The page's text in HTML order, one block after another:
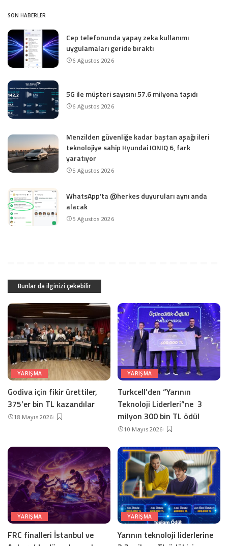
SON HABERLER
Cep telefonunda yapay zeka kullanımı
uygulamaları geride bıraktı
6 Ağustos 2026
5G ile müşteri sayısını 57.6 milyona taşıdı
6 Ağustos 2026
Menzilden güvenliğe kadar baştan aşağı ileri
teknolojiye sahip Hyundai IONIQ 6, fark
yaratıyor
5 Ağustos 2026
WhatsApp’ta @herkes duyuruları aynı anda
alacak
5 Ağustos 2026
Bunlar da ilginizi çekebilir
YARIŞMA
Godiva için fikir ürettiler,
375’er bin TL kazandılar
18 Mayıs 2026
YARIŞMA
Turkcell’den “Yarının
Teknoloji Liderleri”ne 3
milyon 300 bin TL ödül
10 Mayıs 2026
YARIŞMA
FRC finalleri İstanbul ve
YARIŞMA
Yarının teknoloji liderlerine